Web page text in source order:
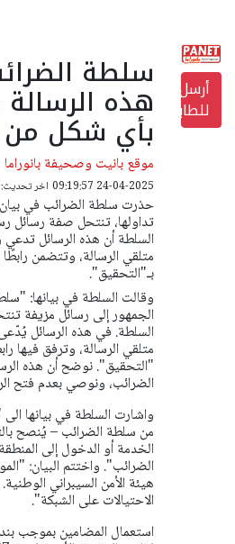
أرسل
للطابعة
سلطة
هذه
بأي شكل من
موقع بانيت وصحيفة بانوراما
24-04-2025 09:19:57 اخر تحديث: 24-04-2025 09:25:27
حذرت سلطة الضرائب في
تداولها، تنتحل صفة
السلطة أن هذه الرسائل
متلقي الرسالة، وتتضمن
بـ"التحقيق".
وقالت السلطة في بيانها:
الجمهور إلى رسائل مزيفة
السلطة. في هذه الرسائل
متلقي الرسالة، وترفق فيها
"التحقيق". نوضح أن هذه
الضرائب، ونوصي بعدم فتح
واشارت السلطة في بيانها
من سلطة الضرائب – يُنصح
الخدمة أو الدخول إلى
الضرائب". واختتم البيان:
هيئة الأمن السيبراني
الاحتيالات على الشبكة".